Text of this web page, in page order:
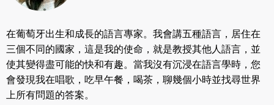
加入我們
在葡萄牙出生和成長的語言專家。我會講五種語言，居住在
三個不同的國家，這是我的使命，就是教授其他人語言，並
使其變得盡可能的快和有趣。當我沒有沉浸在語言學時，您
會發現我在唱歌，吃早午餐，喝茶，聊幾個小時並找尋世界
上所有問題的答案。